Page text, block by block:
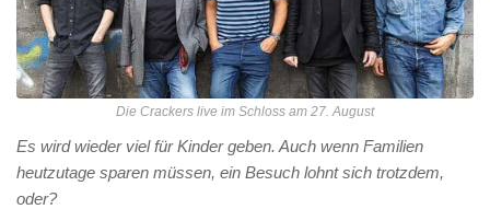
Die Crackers live im Schloss am 27. August
Es wird wieder viel für Kinder geben. Auch wenn Familien
heutzutage sparen müssen, ein Besuch lohnt sich trotzdem,
oder?